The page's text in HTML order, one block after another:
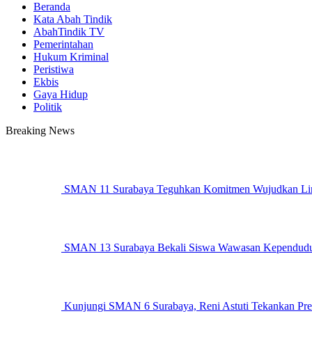
Beranda
Kata Abah Tindik
AbahTindik TV
Pemerintahan
Hukum Kriminal
Peristiwa
Ekbis
Gaya Hidup
Politik
Breaking News
SMAN 11 Surabaya Teguhkan Komitmen Wujudkan
SMAN 13 Surabaya Bekali Siswa Wawasan
Kunjungi SMAN 6 Surabaya, Reni Astuti Tekankan